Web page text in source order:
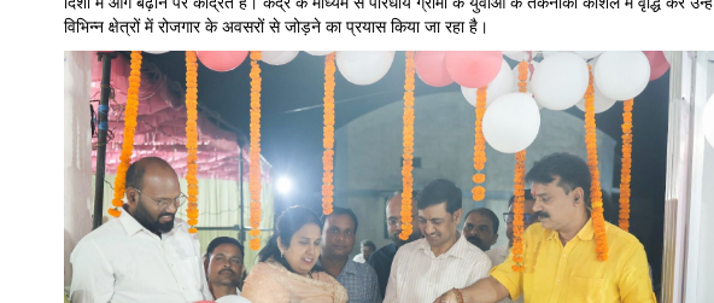
विभिन्न क्षेत्रों में रोजगार के अवसरों से जोड़ने का प्रयास किया जा रहा है।